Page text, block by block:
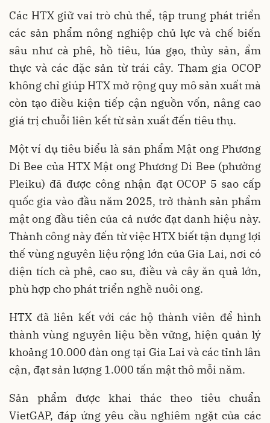
Các HTX giữ vai trò chủ thể, tập trung phát triển
các sản phẩm nông nghiệp chủ lực và chế biến
sâu như cà phê, hồ tiêu, lúa gạo, thủy sản, ẩm
thực và các đặc sản từ trái cây. Tham gia OCOP
không chỉ giúp HTX mở rộng quy mô sản xuất mà
còn tạo điều kiện tiếp cận nguồn vốn, nâng cao
giá trị chuỗi liên kết từ sản xuất đến tiêu thụ.
Một ví dụ tiêu biểu là sản phẩm Mật ong Phương
Di Bee của HTX Mật ong Phương Di Bee (phường
Pleiku) đã được công nhận đạt OCOP 5 sao cấp
quốc gia vào đầu năm 2025, trở thành sản phẩm
mật ong đầu tiên của cả nước đạt danh hiệu này.
Thành công này đến từ việc HTX biết tận dụng lợi
thế vùng nguyên liệu rộng lớn của Gia Lai, nơi có
diện tích cà phê, cao su, điều và cây ăn quả lớn,
phù hợp cho phát triển nghề nuôi ong.
HTX đã liên kết với các hộ thành viên để hình
thành vùng nguyên liệu bền vững, hiện quản lý
khoảng 10.000 đàn ong tại Gia Lai và các tỉnh lân
cận, đạt sản lượng 1.000 tấn mật thô mỗi năm.
Sản phẩm được khai thác theo tiêu chuẩn
VietGAP, đáp ứng yêu cầu nghiêm ngặt của các